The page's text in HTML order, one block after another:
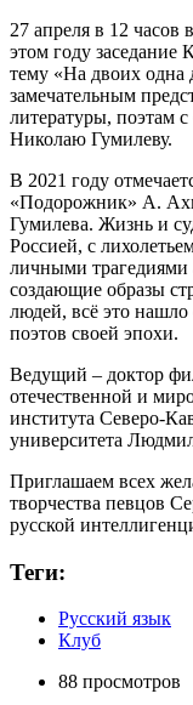
27 апреля в 12 часов
этом году заседание
тему «На двоих
замечательным
литературы, поэтам
Николаю Гумилеву.
В 2021 году
«Подорожник» А.
Гумилева. Жизнь и
Россией, с
личными
создающие образы
людей, всё это
поэтов своей эпохи.
Ведущий – доктор
отечественной и
института Северо-
университета
Приглашаем всех
творчества певцов
русской
Теги:
Русский язык
Клуб
88 просмотров